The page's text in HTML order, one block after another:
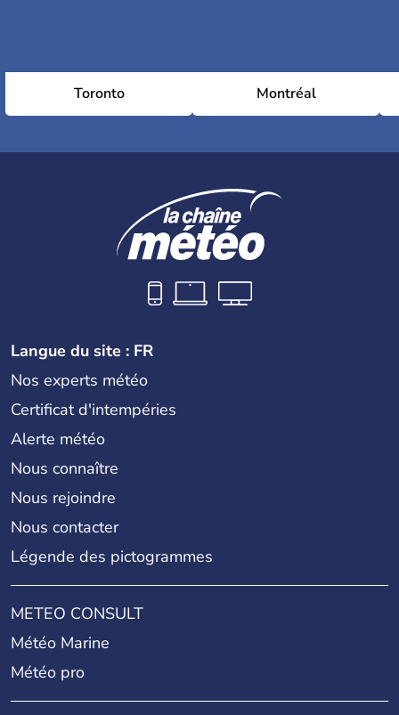
Toronto Montréal
Langue du site : FR
Nos experts météo
Certificat d'intempéries
Alerte météo
Nous connaître
Nous rejoindre
Nous contacter
Légende des pictogrammes
METEO CONSULT
Météo Marine
Météo pro